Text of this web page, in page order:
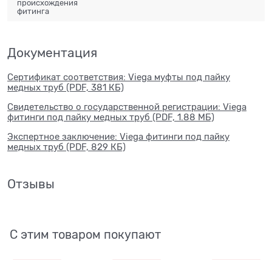
происхождения
фитинга
Документация
Сертификат соответствия: Viega муфты под пайку
медных труб (PDF, 381 КБ)
Свидетельство о государственной регистрации: Viega
фитинги под пайку медных труб (PDF, 1.88 МБ)
Экспертное заключение: Viega фитинги под пайку
медных труб (PDF, 829 КБ)
Отзывы
С этим товаром покупают